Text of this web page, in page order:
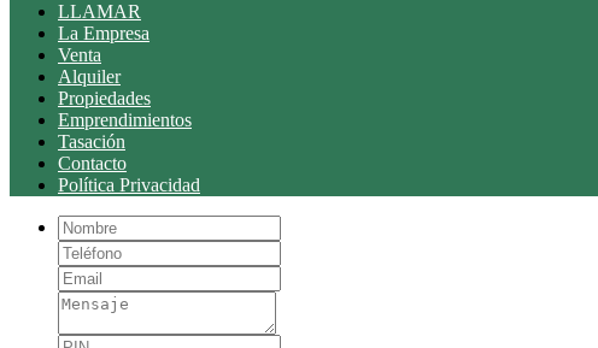
LLAMAR
La Empresa
Venta
Alquiler
Propiedades
Emprendimientos
Tasación
Contacto
Política Privacidad